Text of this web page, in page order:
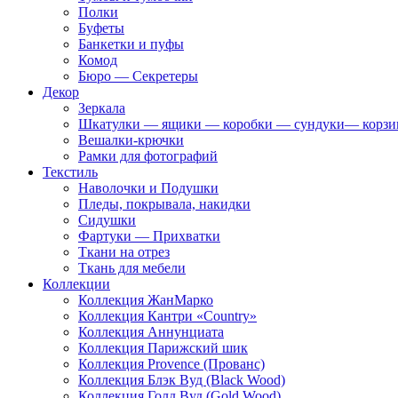
Полки
Буфеты
Банкетки и пуфы
Комод
Бюро — Секретеры
Декор
Зеркала
Шкатулки — ящики — коробки — сундуки—
Вешалки-крючки
Рамки для фотографий
Текстиль
Наволочки и Подушки
Пледы, покрывала, накидки
Сидушки
Фартуки — Прихватки
Ткани на отрез
Ткань для мебели
Коллекции
Коллекция ЖанМарко
Коллекция Кантри «Country»
Коллекция Аннунциата
Коллекция Парижский шик
Коллекция Provence (Прованс)
Коллекция Блэк Вуд (Black Wood)